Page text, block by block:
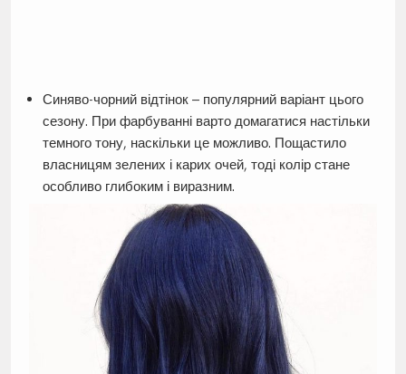
Синяво-чорний відтінок – популярний варіант цього
сезону. При фарбуванні варто домагатися настільки
темного тону, наскільки це можливо. Пощастило
власницям зелених і карих очей, тоді колір стане
особливо глибоким і виразним.